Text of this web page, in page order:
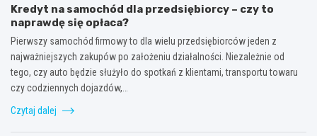
Kredyt na samochód dla przedsiębiorcy – czy to
naprawdę się opłaca?
Pierwszy samochód firmowy to dla wielu przedsiębiorców jeden z
najważniejszych zakupów po założeniu działalności. Niezależnie od
tego, czy auto będzie służyło do spotkań z klientami, transportu towaru
czy codziennych dojazdów,…
Czytaj dalej